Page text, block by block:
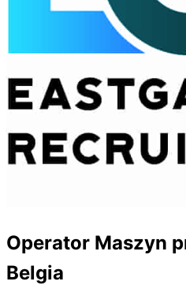
Operator Maszyn
Belgia